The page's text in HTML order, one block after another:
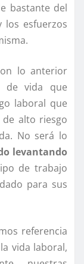
bastante del
los esfuerzos
lo anterior
de vida que
laboral que
alto riesgo
No será lo
levantando
de trabajo
para sus
referencia
vida laboral,